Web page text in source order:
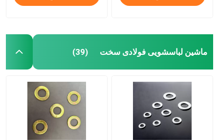
محصولات
دربارهی ما
کارخانه تور
ماشین لباسشویی فولادی سخت (39)